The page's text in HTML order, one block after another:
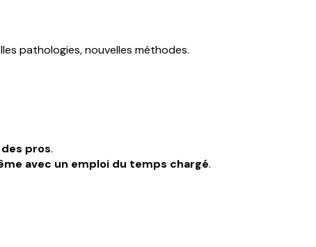
pathologies, nouvelles méthodes.
pros.
avec un emploi du temps chargé.